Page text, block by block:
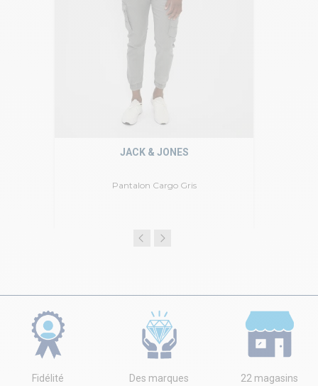
Pantalon Cargo Gris
JACK & JONES
Fidélité
Des marques
22 magasins